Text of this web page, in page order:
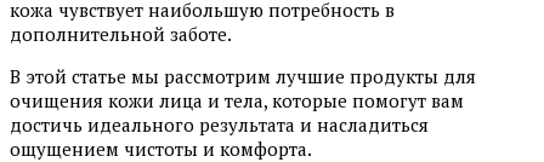
кожа чувствует наибольшую потребность в
дополнительной заботе.
В этой статье мы рассмотрим лучшие продукты для
очищения кожи лица и тела, которые помогут вам
достичь идеального результата и насладиться
ощущением чистоты и комфорта.